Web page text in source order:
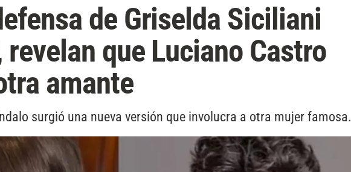
de Griselda Siciliani
revelan que Luciano Castro
amante
surgió una nueva versión que involucra a otra mujer famosa.